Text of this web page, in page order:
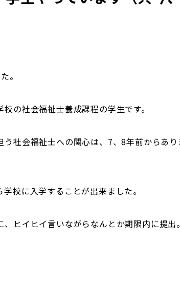
。
の社会福祉士養成課程の学生です。
う社会福祉士への関心は、7、8年前からあ
校に入学することが出来ました。
ヒイヒイ言いながらなんとか期限内に提出。